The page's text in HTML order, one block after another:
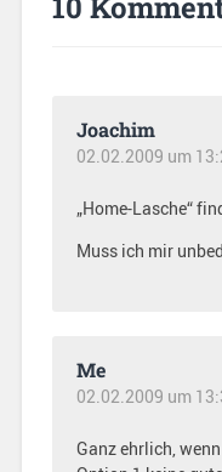
Joachim
02.02.2009 um
„Home-Lasche“
Muss ich mir
Me
02.02.2009 um
Ganz ehrlich,